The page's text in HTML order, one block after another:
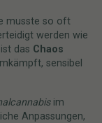
musste so oft
werden wie
das Chaos
sensibel
im
Anpassungen,